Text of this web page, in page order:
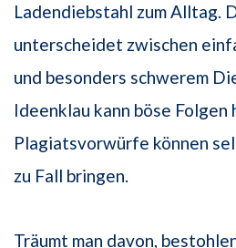
Ladendiebstahl zum Alltag.
unterscheidet zwischen
und besonders schwerem
Ideenklau kann böse Folgen
Plagiatsvorwürfe können
zu Fall bringen.
Träumt man davon,